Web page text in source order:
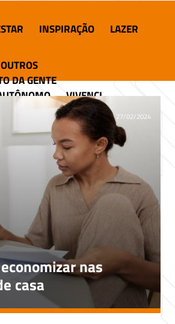
INSPIRAÇÃO LAZER
OUTROS
DA GENTE
VIVENCI
nas
casa
27/02/2024